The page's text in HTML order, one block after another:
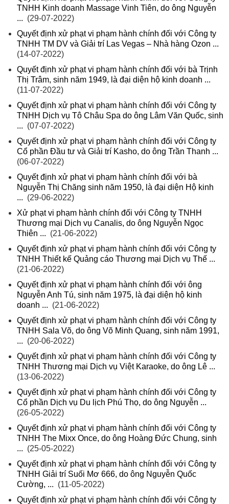
TNHH Kinh doanh Massage Vinh Tiên, do ông Nguyễn
... (29-07-2022)
Quyết định xử phạt vi phạm hành chính đối với Công ty
TNHH TM DV và Giải trí Las Vegas – Nhà hàng Ozon ...
(14-07-2022)
Quyết định xử phạt vi phạm hành chính đối với bà Trịnh
Thị Trâm, sinh năm 1949, là đại diện hộ kinh doanh ...
(11-07-2022)
Quyết định xử phạt vi phạm hành chính đối với Công ty
TNHH Dịch vụ Tô Châu Spa do ông Lâm Văn Quốc, sinh
... (07-07-2022)
Quyết định xử phạt vi phạm hành chính đối với Công ty
Cổ phần Đầu tư và Giải trí Kasho, do ông Trần Thanh ...
(06-07-2022)
Quyết định xử phạt vi phạm hành chính đối với bà
Nguyễn Thị Chăng sinh năm 1950, là đại diện Hộ kinh
... (29-06-2022)
Xử phạt vi phạm hành chính đối với Công ty TNHH
Thương mại Dịch vụ Canalis, do ông Nguyễn Ngọc
Thiên ... (21-06-2022)
Quyết định xử phạt vi phạm hành chính đối với Công ty
TNHH Thiết kế Quảng cáo Thương mại Dịch vụ Thế ...
(21-06-2022)
Quyết định xử phạt vi phạm hành chính đối với ông
Nguyễn Anh Tú, sinh năm 1975, là đại diện hộ kinh
doanh ... (21-06-2022)
Quyết định xử phạt vi phạm hành chính đối với Công ty
TNHH Sala Võ, do ông Võ Minh Quang, sinh năm 1991,
... (20-06-2022)
Quyết định xử phạt vi phạm hành chính đối với Công ty
TNHH Thương mại Dịch vụ Việt Karaoke, do ông Lê ...
(13-06-2022)
Quyết định xử phạt vi phạm hành chính đối với Công ty
Cổ phần Dịch vụ Du lịch Phú Thọ, do ông Nguyễn ...
(26-05-2022)
Quyết định xử phạt vi phạm hành chính đối với Công ty
TNHH The Mixx Once, do ông Hoàng Đức Chung, sinh
... (25-05-2022)
Quyết định xử phạt vi phạm hành chính đối với Công ty
TNHH Giải trí Suối Mơ 666, do ông Nguyễn Quốc
Cường, ... (11-05-2022)
Quyết định xử phạt vi phạm hành chính đối với Công ty